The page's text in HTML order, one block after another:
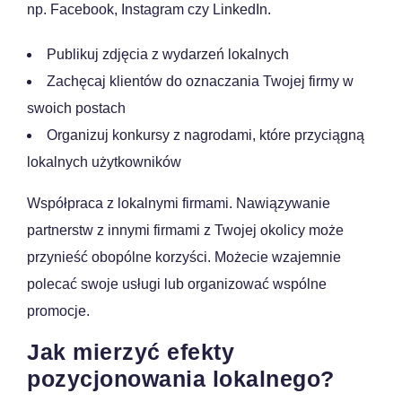
np. Facebook, Instagram czy LinkedIn.
Publikuj zdjęcia z wydarzeń lokalnych
Zachęcaj klientów do oznaczania Twojej firmy w
swoich postach
Organizuj konkursy z nagrodami, które przyciągną
lokalnych użytkowników
Współpraca z lokalnymi firmami. Nawiązywanie
partnerstw z innymi firmami z Twojej okolicy może
przynieść obopólne korzyści. Możecie wzajemnie
polecać swoje usługi lub organizować wspólne
promocje.
Jak mierzyć efekty
pozycjonowania lokalnego?